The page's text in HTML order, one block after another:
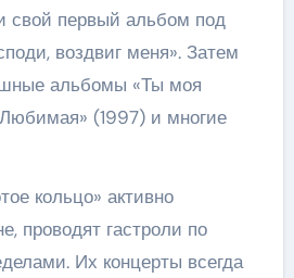
свой первый альбом под
воздвиг меня». Затем
альбомы «Ты моя
(1997) и многие
кольцо» активно
проводят гастроли по
Их концерты всегда